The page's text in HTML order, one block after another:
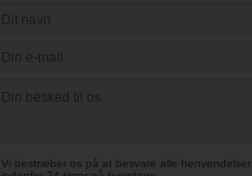
Vi bestræber os på at besvare alle henvendelser